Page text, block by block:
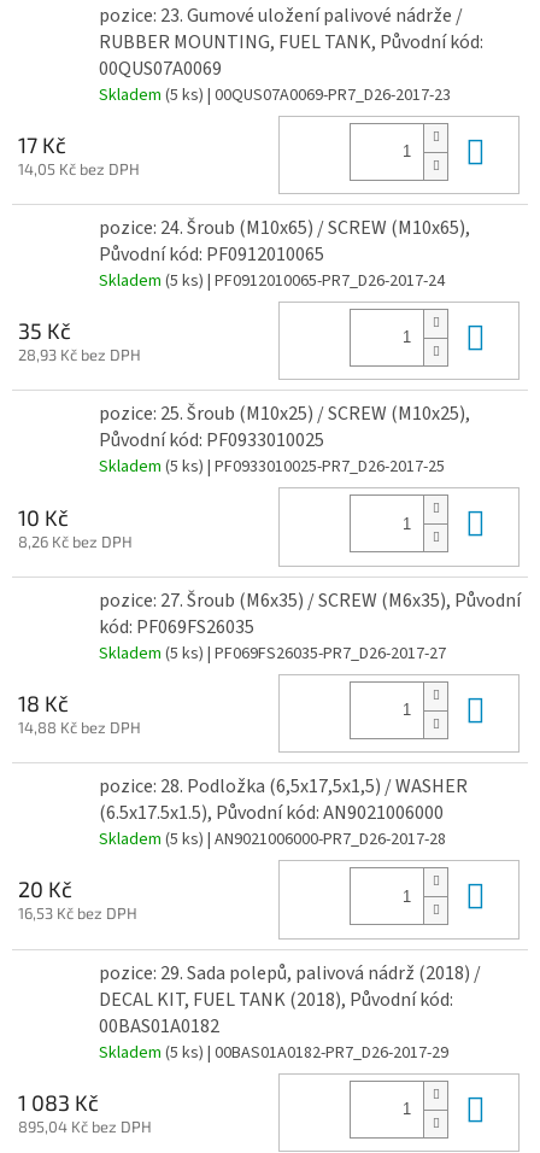
pozice: 23. Gumové uložení palivové nádrže /
RUBBER MOUNTING, FUEL TANK, Původní kód:
00QUS07A0069
Skladem (5 ks) | 00QUS07A0069-PR7_D26-2017-23
17 Kč
14,05 Kč bez DPH
pozice: 24. Šroub (M10x65) / SCREW (M10x65),
Původní kód: PF0912010065
Skladem (5 ks) | PF0912010065-PR7_D26-2017-24
35 Kč
28,93 Kč bez DPH
pozice: 25. Šroub (M10x25) / SCREW (M10x25),
Původní kód: PF0933010025
Skladem (5 ks) | PF0933010025-PR7_D26-2017-25
10 Kč
8,26 Kč bez DPH
pozice: 27. Šroub (M6x35) / SCREW (M6x35), Původní
kód: PF069FS26035
Skladem (5 ks) | PF069FS26035-PR7_D26-2017-27
18 Kč
14,88 Kč bez DPH
pozice: 28. Podložka (6,5x17,5x1,5) / WASHER
(6.5x17.5x1.5), Původní kód: AN9021006000
Skladem (5 ks) | AN9021006000-PR7_D26-2017-28
20 Kč
16,53 Kč bez DPH
pozice: 29. Sada polepů, palivová nádrž (2018) /
DECAL KIT, FUEL TANK (2018), Původní kód:
00BAS01A0182
Skladem (5 ks) | 00BAS01A0182-PR7_D26-2017-29
1 083 Kč
895,04 Kč bez DPH